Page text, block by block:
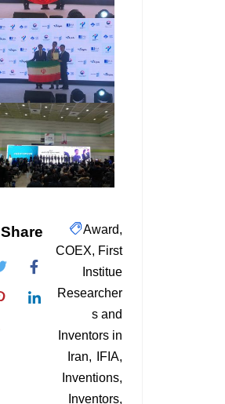
Award
COEX
First
Institue
Researcher
s and
Inventors in
Iran
IFIA
Inventions
Inventors
Share :